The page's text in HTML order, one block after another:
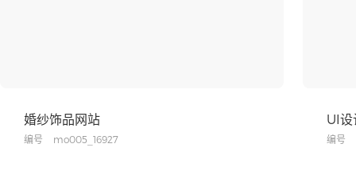
婚纱饰品网站
编号 mo005_16927
UI设
编号